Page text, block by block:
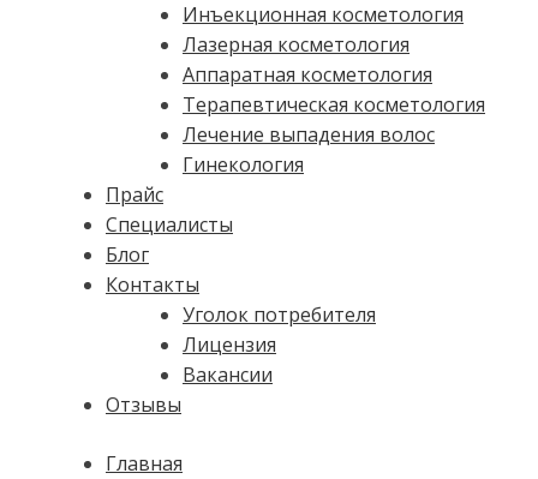
Инъекционная косметология
Лазерная косметология
Аппаратная косметология
Терапевтическая косметология
Лечение выпадения волос
Гинекология
Прайс
Специалисты
Блог
Контакты
Уголок потребителя
Лицензия
Вакансии
Отзывы
Главная